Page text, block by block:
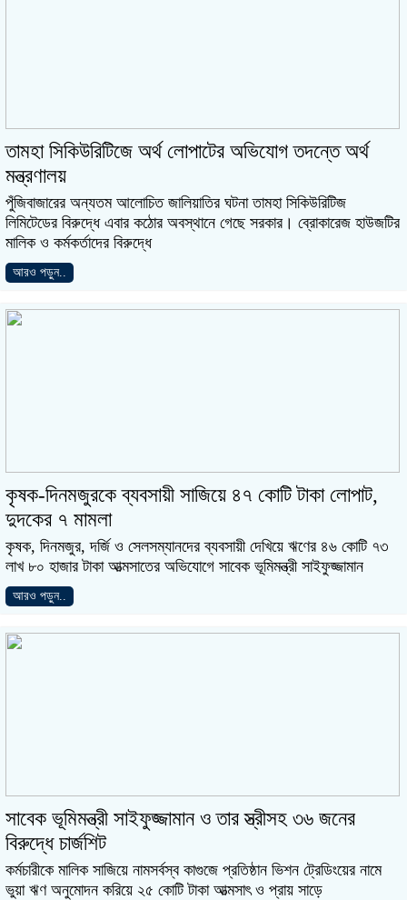
তামহা সিকিউরিটিজে অর্থ লোপাটের অভিযোগ তদন্তে অর্থ
মন্ত্রণালয়
পুঁজিবাজারের অন্যতম আলোচিত জালিয়াতির ঘটনা তামহা সিকিউরিটিজ
লিমিটেডের বিরুদ্ধে এবার কঠোর অবস্থানে গেছে সরকার। ব্রোকারেজ হাউজটির
মালিক ও কর্মকর্তাদের বিরুদ্ধে
আরও পড়ুন..
কৃষক-দিনমজুরকে ব্যবসায়ী সাজিয়ে ৪৭ কোটি টাকা লোপাট,
দুদকের ৭ মামলা
কৃষক, দিনমজুর, দর্জি ও সেলসম্যানদের ব্যবসায়ী দেখিয়ে ঋণের ৪৬ কোটি ৭৩
লাখ ৮০ হাজার টাকা আত্মসাতের অভিযোগে সাবেক ভূমিমন্ত্রী সাইফুজ্জামান
আরও পড়ুন..
সাবেক ভূমিমন্ত্রী সাইফুজ্জামান ও তার স্ত্রীসহ ৩৬ জনের
বিরুদ্ধে চার্জশিট
কর্মচারীকে মালিক সাজিয়ে নামসর্বস্ব কাগুজে প্রতিষ্ঠান ভিশন ট্রেডিংয়ের নামে
ভুয়া ঋণ অনুমোদন করিয়ে ২৫ কোটি টাকা আত্মসাৎ ও প্রায় সাড়ে